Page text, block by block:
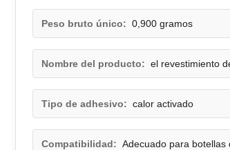
Peso bruto único: 0,900 gramos
Nombre del producto: el revestimiento
Tipo de adhesivo: calor activado
Compatibilidad: Adecuado para botellas